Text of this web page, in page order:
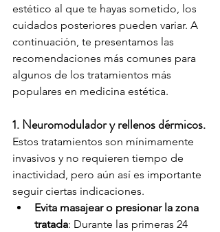
estético al que te hayas sometido, los
cuidados posteriores pueden variar. A
continuación, te presentamos las
recomendaciones más comunes para
algunos de los tratamientos más
populares en medicina estética.
1. Neuromodulador y rellenos dérmicos.
Estos tratamientos son mínimamente
invasivos y no requieren tiempo de
inactividad, pero aún así es importante
seguir ciertas indicaciones.
Evita masajear o presionar la zona
tratada: Durante las primeras 24